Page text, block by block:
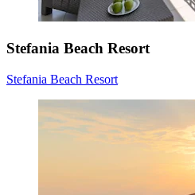
Stefania Beach Resort
Stefania Beach Resort